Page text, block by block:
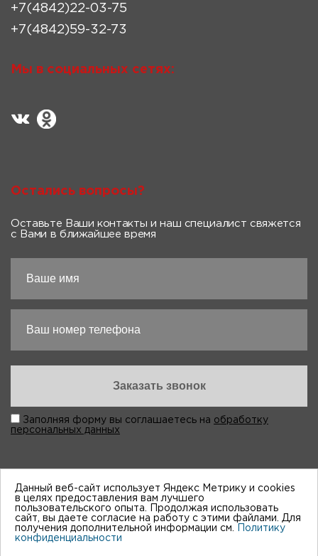
+7(4842)22-03-75
+7(4842)59-32-73
Мы в социальных сетях:
Остались вопросы?
Оставьте Ваши контакты и наш специалист свяжется
с Вами в ближайшее время
Заполняя форму вы соглашаетесь на обработку
персональных данных
“Виктория-Авто”, 1998-2026
Мы принимем к оплате:
Данный веб-сайт использует Яндекс Метрику и cookies
в целях предоставления вам лучшего
пользовательского опыта. Продолжая использовать
сайт, вы даете согласие на работу с этими файлами. Для
получения дополнительной информации см.
Политику
конфиденциальности